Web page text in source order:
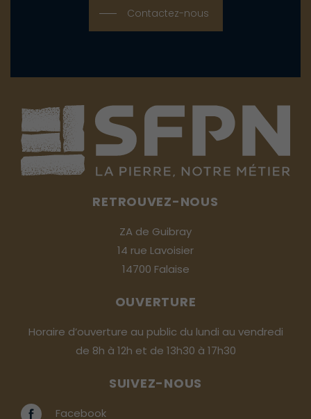
Contactez-nous
RETROUVEZ-NOUS
ZA de Guibray
14 rue Lavoisier
14700 Falaise
OUVERTURE
Horaire d’ouverture au public du lundi au vendredi
de 8h à 12h et de 13h30 à 17h30
SUIVEZ-NOUS
Facebook